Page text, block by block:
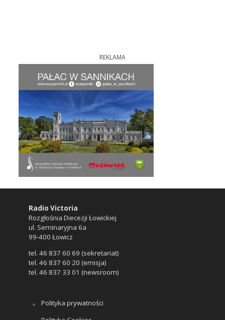
REKLAMA
Radio Victoria
Rozgłośnia Diecezji Łowickiej
ul. Seminaryjna 6a
99-400 Łowicz
tel. 46 837 60 69 (sekretariat)
tel. 46 837 60 20 (emisja)
tel. 46 837 33 01 (newsroom)
Polityka prywatności